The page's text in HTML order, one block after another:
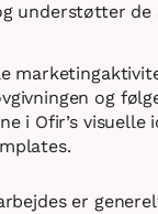
understøtter de
og
i Ofir’s visuelle
er